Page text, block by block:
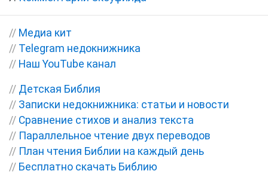
// Медиа кит
// Telegram недокнижника
// Наш YouTube канал
// Детская Библия
// Записки недокнижника: статьи и новости
// Сравнение стихов и анализ текста
// Параллельное чтение двух переводов
// План чтения Библии на каждый день
// Бесплатно скачать Библию